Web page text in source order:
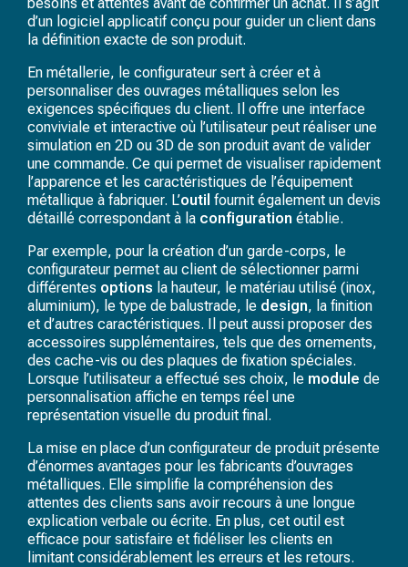
d’un logiciel applicatif conçu pour guider un client dans
la définition exacte de son produit.
En métallerie, le configurateur sert à créer et à
personnaliser des ouvrages métalliques selon les
exigences spécifiques du client. Il offre une interface
conviviale et interactive où l’utilisateur peut réaliser une
simulation en 2D ou 3D de son produit avant de valider
une commande. Ce qui permet de visualiser rapidement
l’apparence et les caractéristiques de l’équipement
métallique à fabriquer. L’outil fournit également un devis
détaillé correspondant à la configuration établie.
Par exemple, pour la création d’un garde-corps, le
configurateur permet au client de sélectionner parmi
différentes options la hauteur, le matériau utilisé (inox,
aluminium), le type de balustrade, le design, la finition
et d’autres caractéristiques. Il peut aussi proposer des
accessoires supplémentaires, tels que des ornements,
des cache-vis ou des plaques de fixation spéciales.
Lorsque l’utilisateur a effectué ses choix, le module de
personnalisation affiche en temps réel une
représentation visuelle du produit final.
La mise en place d’un configurateur de produit présente
d’énormes avantages pour les fabricants d’ouvrages
métalliques. Elle simplifie la compréhension des
attentes des clients sans avoir recours à une longue
explication verbale ou écrite. En plus, cet outil est
efficace pour satisfaire et fidéliser les clients en
limitant considérablement les erreurs et les retours.